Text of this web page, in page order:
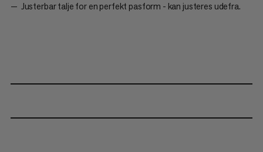
Justerbar talje for en perfekt pasform - kan justeres udefra.